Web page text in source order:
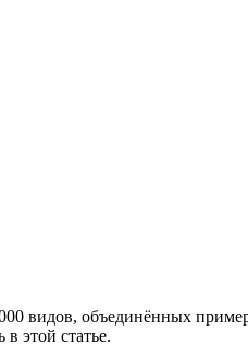
видов, объединённых
этой статье.